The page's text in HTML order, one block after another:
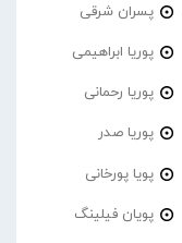
پسران شرقی
پوریا ابراهیمی
پوریا رحمانی
پوریا صدر
پویا پورخانی
پویان فیلینگ